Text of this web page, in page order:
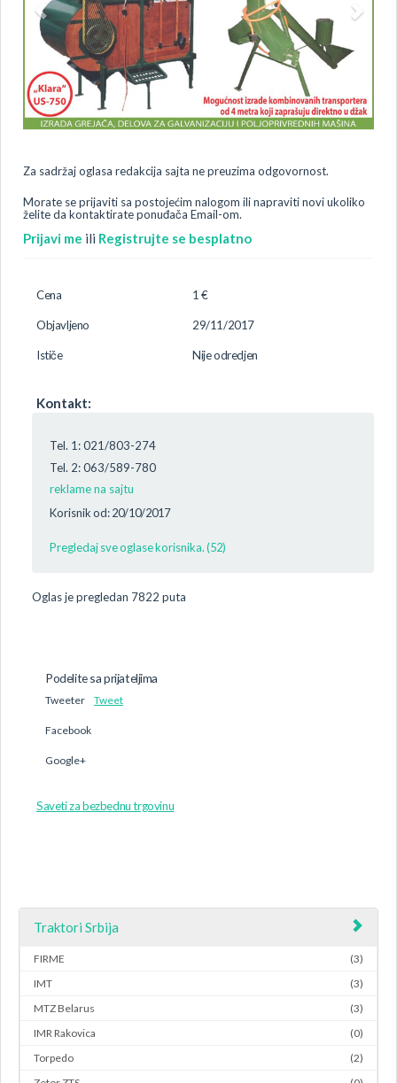
Za sadržaj oglasa redakcija sajta ne preuzima odgovornost.
Morate se prijaviti sa postojećim nalogom ili napraviti novi ukoliko
želite da kontaktirate ponuđača Email-om.
Prijavi me ili Registrujte se besplatno
Cena 1 €
Objavljeno 29/11/2017
Ističe Nije odredjen
Kontakt:
Tel. 1: 021/803-274
Tel. 2: 063/589-780
reklame na sajtu
Korisnik od: 20/10/2017
Pregledaj sve oglase korisnika. (52)
Oglas je pregledan 7822 puta
Podelite sa prijateljima
Tweeter Tweet
Facebook
Google+
Saveti za bezbednu trgovinu
Traktori Srbija
FIRME
(3)
IMT
(3)
MTZ Belarus
(3)
IMR Rakovica
(0)
Torpedo
(2)